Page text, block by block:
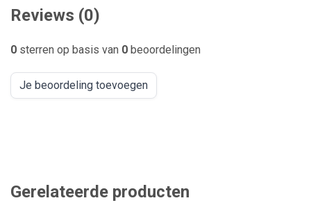
Reviews (0)
0 sterren op basis van 0 beoordelingen
Je beoordeling toevoegen
Gerelateerde producten